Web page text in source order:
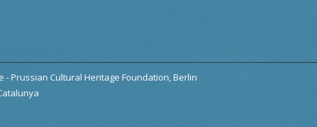
- Prussian Cultural Heritage Foundation, Berlin